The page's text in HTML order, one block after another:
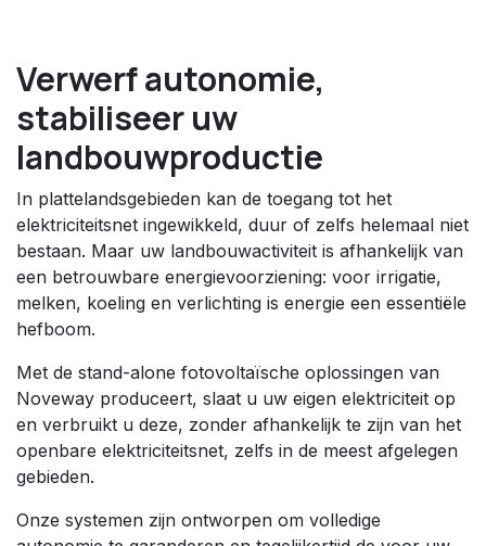
Verwerf autonomie,
stabiliseer uw
landbouwproductie
In plattelandsgebieden kan de toegang tot het
elektriciteitsnet ingewikkeld, duur of zelfs helemaal niet
bestaan. Maar uw landbouwactiviteit is afhankelijk van
een betrouwbare energievoorziening: voor irrigatie,
melken, koeling en verlichting is energie een essentiële
hefboom.
Met de stand-alone fotovoltaïsche oplossingen van
Noveway produceert, slaat u uw eigen elektriciteit op
en verbruikt u deze, zonder afhankelijk te zijn van het
openbare elektriciteitsnet, zelfs in de meest afgelegen
gebieden.
Onze systemen zijn ontworpen om volledige